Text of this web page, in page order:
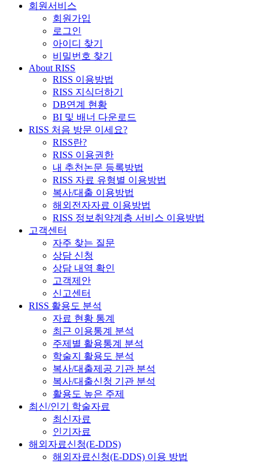
회원서비스
회원가입
로그인
아이디 찾기
비밀번호 찾기
About RISS
RISS 이용방법
RISS 지식더하기
DB연계 현황
BI 및 배너 다운로드
RISS 처음 방문 이세요?
RISS란?
RISS 이용권한
내 추천논문 등록방법
RISS 자료 유형별 이용방법
복사/대출 이용방법
해외전자자료 이용방법
RISS 정보취약계층 서비스 이용방법
고객센터
자주 찾는 질문
상담 신청
상담 내역 확인
고객제안
신고센터
RISS 활용도 분석
자료 현황 통계
최근 이용통계 분석
주제별 활용통계 분석
학술지 활용도 분석
복사/대출제공 기관 분석
복사/대출신청 기관 분석
활용도 높은 주제
최신/인기 학술자료
최신자료
인기자료
해외자료신청(E-DDS)
해외자료신청(E-DDS) 이용 방법